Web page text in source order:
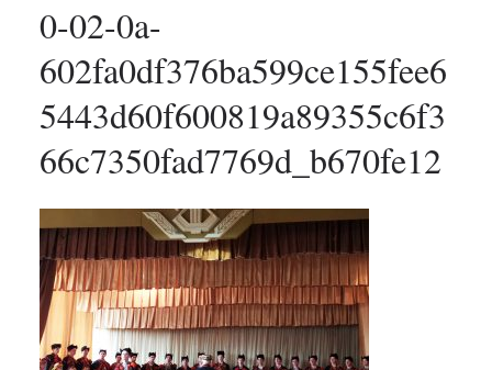
0-02-0a-
602fa0df376ba599ce155fee6
5443d60f600819a89355c6f3
66c7350fad7769d_b670fe12